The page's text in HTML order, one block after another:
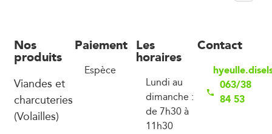
Nos
produits
Viandes et
charcuteries
(Volailles)
Paiement
Espèce
Les
horaires
Lundi au
dimanche :
de 7h30 à
11h30
Contact
063/38
84 53